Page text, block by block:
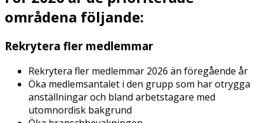
områdena följande:
Rekrytera fler medlemmar
Rekrytera fler medlemmar 2026 än föregående år​
Öka medlemsantalet i den grupp som har otrygga
anställningar och bland arbetstagare med
utomnordisk bakgrund​